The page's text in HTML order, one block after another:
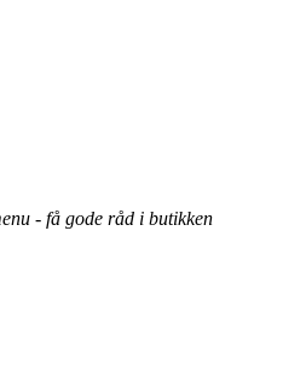
- få gode råd i butikken